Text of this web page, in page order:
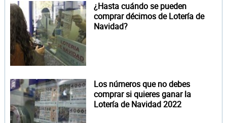
¿Hasta cuándo se pueden
comprar décimos de Lotería de
Navidad?
Los números que no debes
comprar si quieres ganar la
Lotería de Navidad 2022